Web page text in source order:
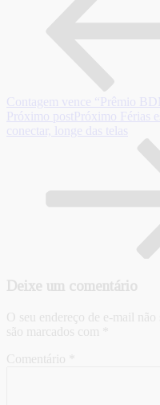
Contagem vence “Prêmio
Próximo post Próximo Férias
conectar, longe das telas
Deixe um comentário
O seu endereço de e-mail não
são marcados com
Comentário